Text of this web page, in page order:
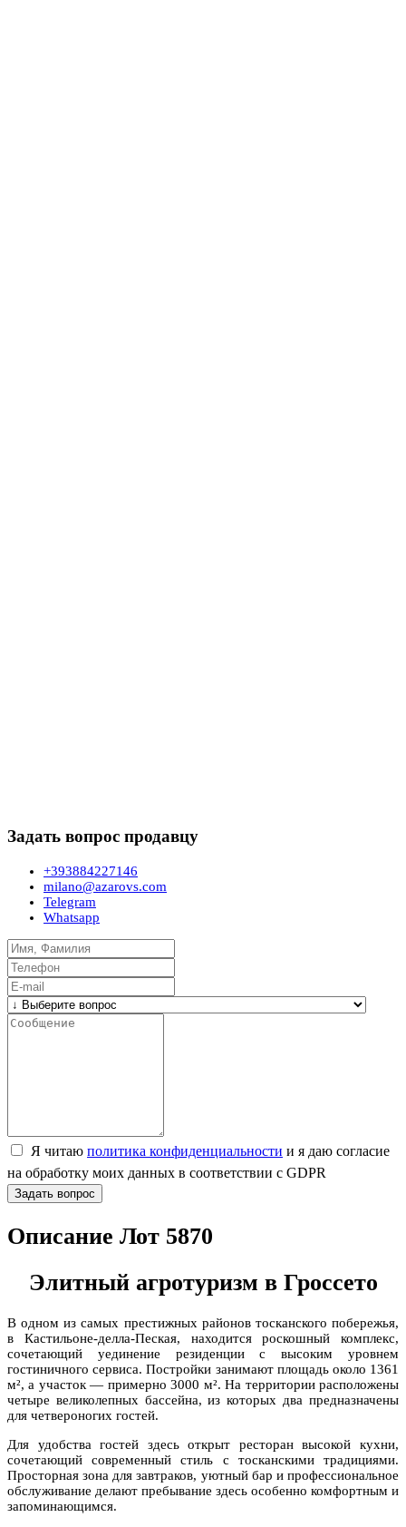
Задать вопрос продавцу
+393884227146
milano@azarovs.com
Telegram
Whatsapp
Я читаю политика конфиденциальности и я даю согласие
на обработку моих данных в соответствии с GDPR
Задать вопрос
Описание Лот 5870
Элитный агротуризм в Гроссето
В одном из самых престижных районов тосканского побережья,
в Кастильоне-делла-Пеская, находится роскошный комплекс,
сочетающий уединение резиденции с высоким уровнем
гостиничного сервиса. Постройки занимают площадь около 1361
м², а участок — примерно 3000 м². На территории расположены
четыре великолепных бассейна, из которых два предназначены
для четвероногих гостей.
Для удобства гостей здесь открыт ресторан высокой кухни,
сочетающий современный стиль с тосканскими традициями.
Просторная зона для завтраков, уютный бар и профессиональное
обслуживание делают пребывание здесь особенно комфортным и
запоминающимся.